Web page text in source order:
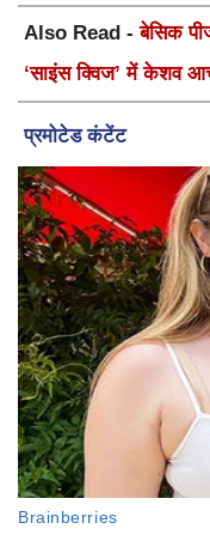
Also Read -बेसिक
‘साइंस क्विज’ में केशव